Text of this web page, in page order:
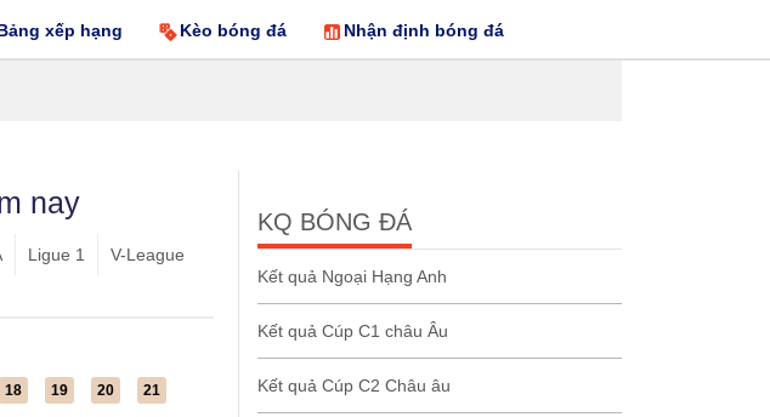
xếp hạng Kèo bóng đá Nhận định bóng đá
nay
Ligue 1 V-League
18 19 20 21
KQ BÓNG ĐÁ
Kết quả Ngoại Hạng Anh
Kết quả Cúp C1 châu Âu
Kết quả Cúp C2 Châu âu